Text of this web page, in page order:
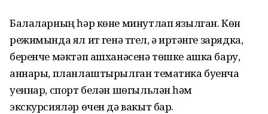
Балаларның һәр көне минутлап язылган. Көн
режимында ял итү генә түгел, ә иртәнге зарядка,
беренче мәктәп ашханәсенә төшке ашка бару,
аннары, планлаштырылган тематика буенча
уеннар, спорт белән шөгыльләнү һәм
экскурсияләр өчен дә вакыт бар.